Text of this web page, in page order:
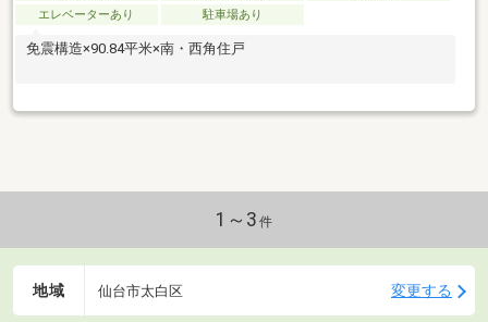
エレベーターあり
駐車場あり
免震構造×90.84平米×南・西角住戸
1～3 件
地域 仙台市太白区 変更する